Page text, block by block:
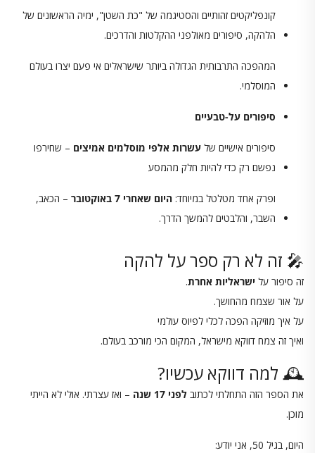
קונפליקטים זהותיים והסטיגמה של "כת השטן", ימיה הראשונים של
הלהקה, סיפורים מאולפני ההקלטות והדרכים.
המהפכה התרבותית הגדולה ביותר שישראלים אי פעם יצרו בעולם
המוסלמי.
סיפורים על-טבעיים
סיפורים אישיים של עשרות אלפי מוסלמים אמיצים – שחירפו
נפשם רק כדי להיות חלק מהמסע
ופרק אחד מטלטל במיוחד: היום שאחרי 7 באוקטובר
– הכאב,
השבר, והלבטים להמשך הדרך.
🎤 זה לא רק ספר על להקה
זה סיפור על ישראליות אחרת.
על אור שצמח מהחושך.
על איך מוזיקה הפכה לכלי לפיוס עולמי
ואיך זה צמח דווקא מישראל, המקום הכי מורכב בעולם.
🕰️ למה דווקא עכשיו?
את הספר הזה התחלתי לכתוב לפני 17 שנה
– ואז עצרתי. אולי לא הייתי
מוכן.
היום, בגיל 50, אני יודע: